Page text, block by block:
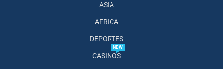
ASIA
AFRICA
DEPORTES
CASINOS
NEW